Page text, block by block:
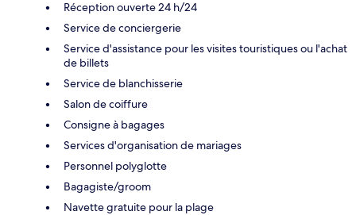
Réception ouverte 24 h/24
Service de conciergerie
Service d'assistance pour les visites touristiques ou l'achat
de billets
Service de blanchisserie
Salon de coiffure
Consigne à bagages
Services d'organisation de mariages
Personnel polyglotte
Bagagiste/groom
Navette gratuite pour la plage